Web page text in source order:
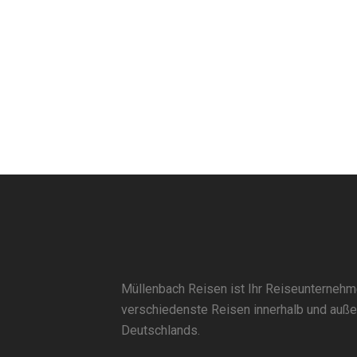
Müllenbach Reisen ist Ihr
verschiedenste Reisen innerhalb und
Deutschlands.